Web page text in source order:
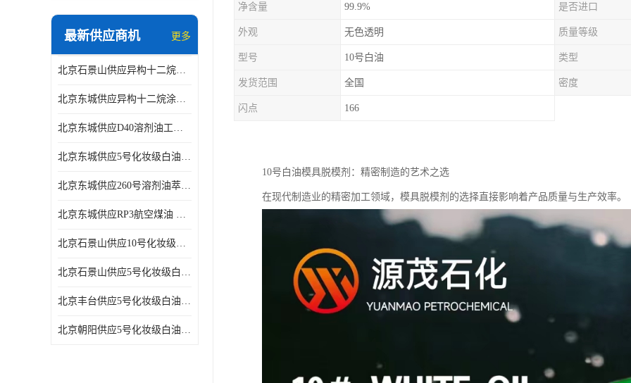
最新供应商机 更多
北京石景山供应异构十二烷香精助剂
北京东城供应异构十二烷涂料胶粘油墨稀释剂
北京东城供应D40溶剂油工业金属清洗
北京东城供应5号化妆级白油钻井液润滑剂
北京东城供应260号溶剂油萃取溶剂油金属萃取剂
北京东城供应RP3航空煤油 高含量国标工业级航空煤油燃料油 无色透明
北京石景山供应10号化妆级白油高精密机械润滑油
北京石景山供应5号化妆级白油缝纫机油 设备润滑油
北京丰台供应5号化妆级白油纤维与织物柔软光亮
北京朝阳供应5号化妆级白油纺织时的润滑剂
净含量 99.9% 是否进口
外观 无色透明 质量等级
型号 10号白油 类型
发货范围 全国 密度
闪点 166
10号白油模具脱模剂：精密制造的艺术之选
在现代制造业的精密加工领域，模具脱模剂的选择直接影响着产品质量与生产效率。